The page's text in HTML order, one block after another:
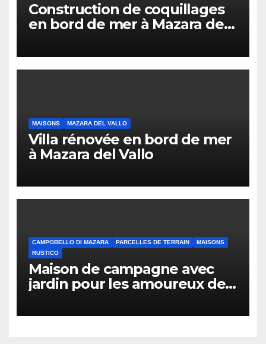
Construction de coquillages
en bord de mer à Mazara del
MAISONS MAZARA DEL VALLO
Villa rénovée en bord de mer
à Mazara del Vallo
CAMPOBELLO DI MAZARA PARCELLES DE TERRAIN
MAISONS
RUSTICO
Maison de campagne avec
jardin pour les amoureux de
Mazara